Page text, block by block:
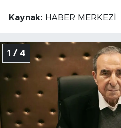
Kaynak: HABER MERKEZİ
1 / 4